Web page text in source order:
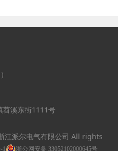
苕溪东街1111号
派尔电气有限公司 All rights
1 浙公网安备 33052102000645号